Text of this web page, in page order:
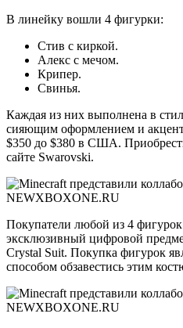
В линейку вошли 4 фигурки:
Стив с киркой.
Алекс с мечом.
Крипер.
Свинья.
Каждая из них выполнена в
сияющим оформлением и
$350 до $380 в США.
сайте Swarovski.
Покупатели любой из 4
эксклюзивный цифровой
Crystal Suit. Покупка фигурок
способом обзавестись этим